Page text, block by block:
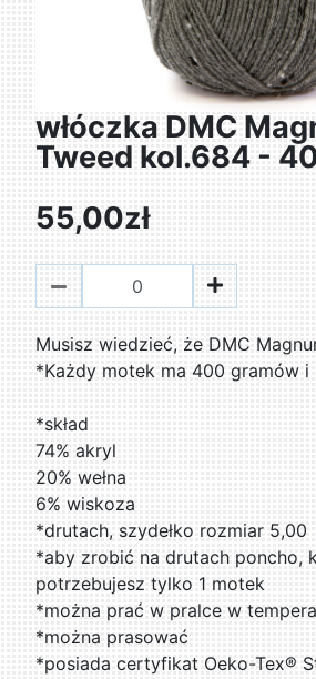
włóczka DMC
Tweed kol.684 -
55,00zł
Musisz wiedzieć, że DMC
*Każdy motek ma 400 gramów i
*skład
74% akryl
20% wełna
6% wiskoza
*drutach, szydełko rozmiar 5,00
*aby zrobić na drutach poncho,
potrzebujesz tylko 1 motek
*można prać w pralce w
*można prasować
*posiada certyfikat Oeko-Tex®